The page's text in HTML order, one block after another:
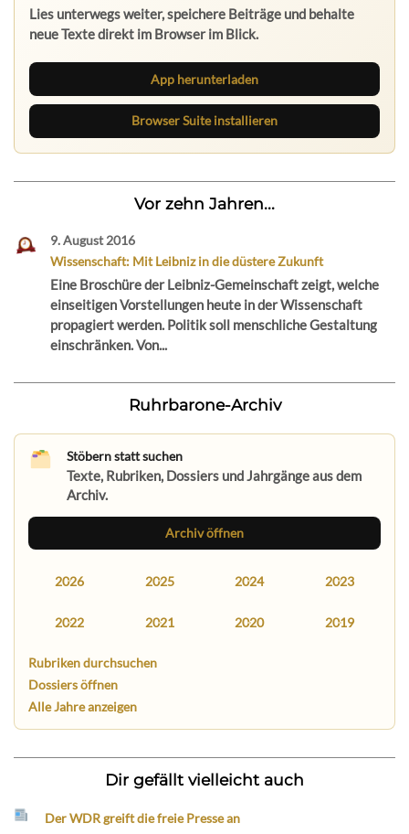
Lies unterwegs weiter, speichere Beiträge und behalte
neue Texte direkt im Browser im Blick.
App herunterladen
Browser Suite installieren
Vor zehn Jahren...
9. August 2016
Wissenschaft: Mit Leibniz in die düstere Zukunft
Eine Broschüre der Leibniz-Gemeinschaft zeigt, welche
einseitigen Vorstellungen heute in der Wissenschaft
propagiert werden. Politik soll menschliche Gestaltung
einschränken. Von...
Ruhrbarone-Archiv
Stöbern statt suchen
Texte, Rubriken, Dossiers und Jahrgänge aus dem
Archiv.
Archiv öffnen
2026 2025 2024 2023
2022 2021 2020 2019
Rubriken durchsuchen
Dossiers öffnen
Alle Jahre anzeigen
Dir gefällt vielleicht auch
Der WDR greift die freie Presse an